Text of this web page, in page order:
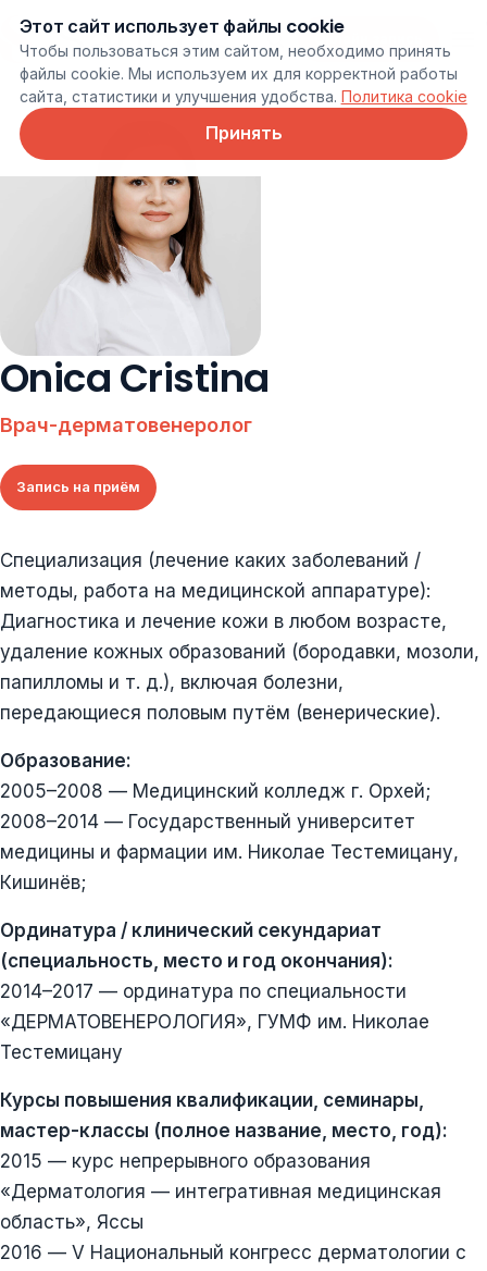
Онлайн запись
Onica Cristina
Врач-дерматовенеролог
Запись на приём
Специализация (лечение каких заболеваний /
методы, работа на медицинской аппаратуре):
Диагностика и лечение кожи в любом возрасте,
удаление кожных образований (бородавки, мозоли,
папилломы и т. д.), включая болезни,
передающиеся половым путём (венерические).
Образование:
2005–2008 — Медицинский колледж г. Орхей;
2008–2014 — Государственный университет
медицины и фармации им. Николае Тестемицану,
Кишинёв;
Ординатура / клинический секундариат
(специальность, место и год окончания):
2014–2017 — ординатура по специальности
«ДЕРМАТОВЕНЕРОЛОГИЯ», ГУМФ им. Николае
Тестемицану
Курсы повышения квалификации, семинары,
мастер-классы (полное название, место, год):
2015 — курс непрерывного образования
«Дерматология — интегративная медицинская
область», Яссы
2016 — V Национальный конгресс дерматологии с
Этот сайт использует файлы cookie
Чтобы пользоваться этим сайтом, необходимо принять
файлы cookie. Мы используем их для корректной работы
сайта, статистики и улучшения удобства. Политика cookie
Принять